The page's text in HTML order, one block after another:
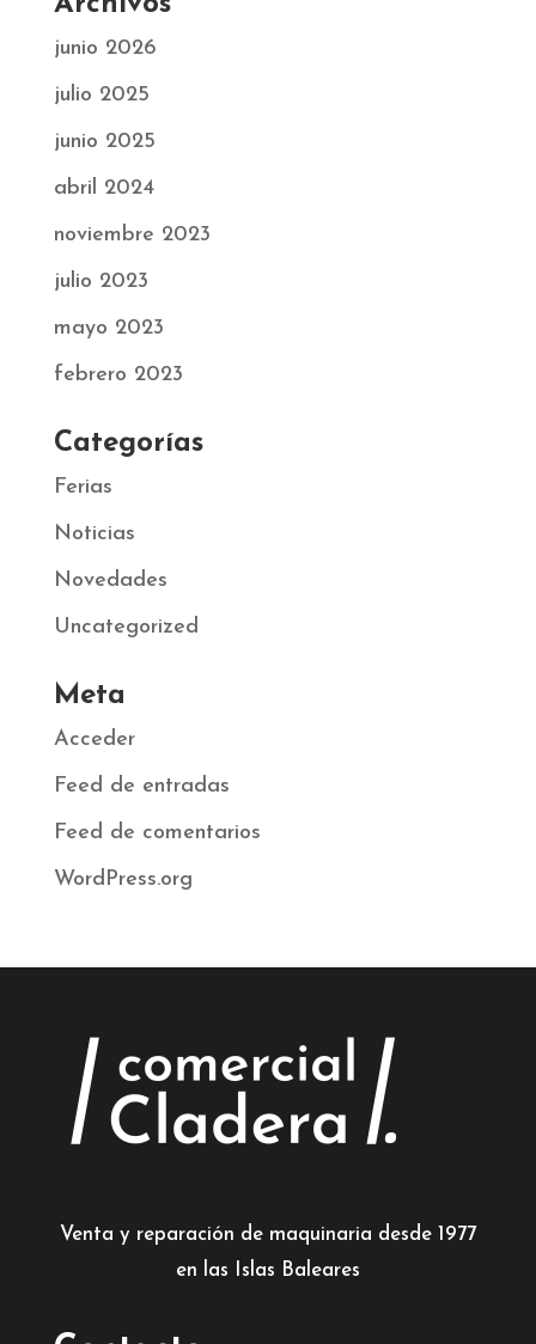
junio 2026
julio 2025
junio 2025
abril 2024
noviembre 2023
julio 2023
mayo 2023
febrero 2023
Categorías
Ferias
Noticias
Novedades
Uncategorized
Meta
Acceder
Feed de entradas
Feed de comentarios
WordPress.org
Venta y reparación de maquinaria desde 1977
en las Islas Baleares